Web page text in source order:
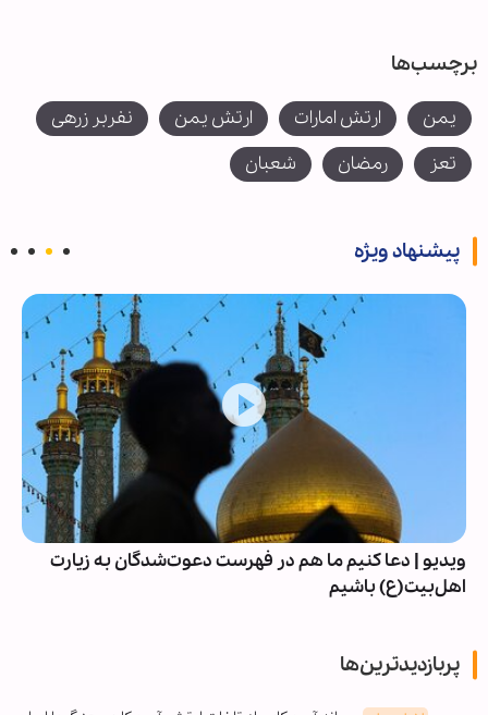
برچسب‌ها
یمن ارتش امارات ارتش یمن
نفربر زرهی
تعز
رمضان شعبان
پیشنهاد ویژه
ویدیو | دعا کنیم ما هم در فهرست دعوت‌شدگان به زیارت
اهل‌بیت(ع) باشیم
پربازدیدترین‌ها